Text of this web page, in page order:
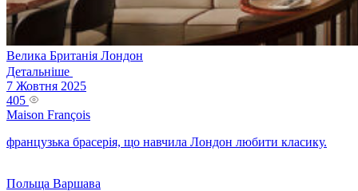
Велика Британія Лондон
Детальніше
7 Жовтня 2025
405
Maison François
французька брасерія, що навчила Лондон любити класику.
Польща Варшава